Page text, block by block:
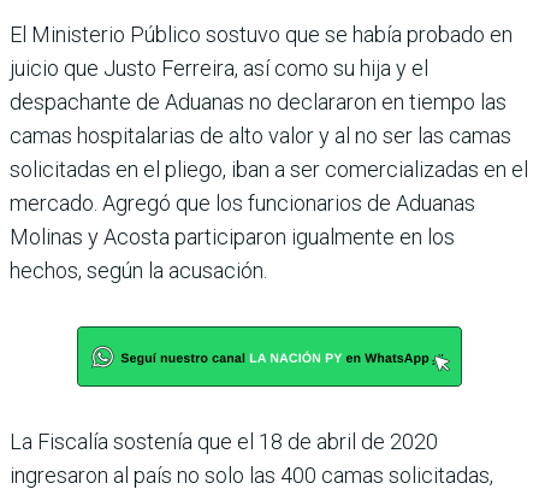
El Ministerio Público sostuvo que se había probado en
juicio que Justo Ferreira, así como su hija y el
despachante de Aduanas no declararon en tiempo las
camas hospitalarias de alto valor y al no ser las camas
solicitadas en el pliego, iban a ser comercializadas en el
mercado. Agregó que los funcionarios de Aduanas
Molinas y Acosta participaron igualmente en los
hechos, según la acusación.
La Fiscalía sostenía que el 18 de abril de 2020
ingresaron al país no solo las 400 camas solicitadas,